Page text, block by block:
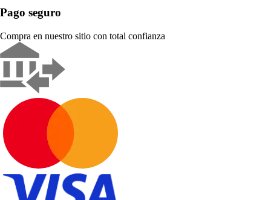
Pago seguro
Compra en nuestro sitio con total confianza